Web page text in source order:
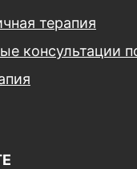
терапия
консультации